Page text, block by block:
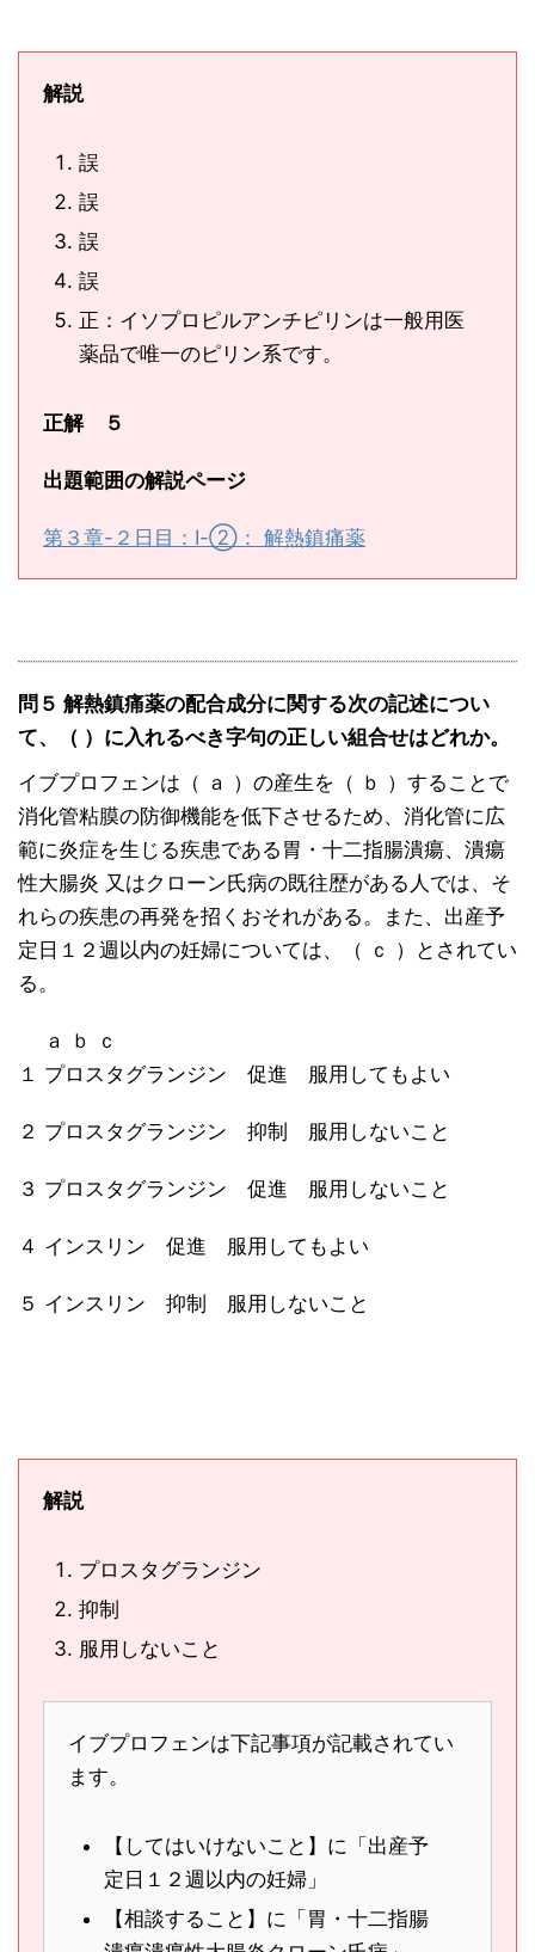
解説
誤
誤
誤
誤
正：イソプロピルアンチピリンは一般用医
薬品で唯一のピリン系です。
正解 ５
出題範囲の解説ページ
第３章-２日目：Ⅰ-②： 解熱鎮痛薬
問５ 解熱鎮痛薬の配合成分に関する次の記述につい
て、（ ）に入れるべき字句の正しい組合せはどれか。
イブプロフェンは（ ａ ）の産生を（ ｂ ）することで
消化管粘膜の防御機能を低下させるため、消化管に広
範に炎症を生じる疾患である胃・十二指腸潰瘍、潰瘍
性大腸炎 又はクローン氏病の既往歴がある人では、そ
れらの疾患の再発を招くおそれがある。また、出産予
定日１２週以内の妊婦については、（ ｃ ）とされてい
る。
ａ ｂ ｃ
１ プロスタグランジン 促進 服用してもよい
２ プロスタグランジン 抑制 服用しないこと
３ プロスタグランジン 促進 服用しないこと
４ インスリン 促進 服用してもよい
５ インスリン 抑制 服用しないこと
解説
プロスタグランジン
抑制
服用しないこと
イブプロフェンは下記事項が記載されてい
ます。
【してはいけないこと】に「出産予
定日１２週以内の妊婦」
【相談すること】に「胃・十二指腸